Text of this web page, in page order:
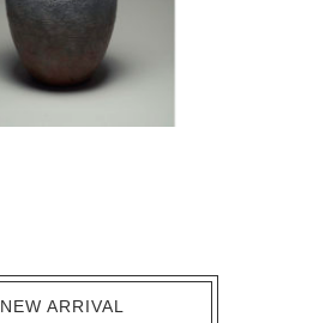
NEW ARRIVAL